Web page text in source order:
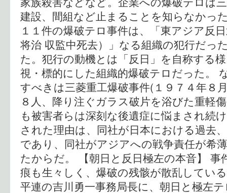
建設、間組など止まることを知らなかっ
１１件の爆破テロ事件は、「東アジア反
将治 収監中死去）」なる組織の犯行だっ
た。犯行の動機とは「反日」を自称する
視・標的にした組織的爆破テロだった。
すべきは三菱重工爆破事件(１９７４年８
８人、降り注ぐガラス破片を浴びた重軽
も被害者らは深刻な後遺症に悩まされ続
された理由は、同社が日本における過去
であり、同社がアジアへの戦争責任が希
たからだ。 【朝日と反日極左の本音】 事
痕も生々しく、爆破の残骸が散乱してい
平連の吉川勇一事務局長に、朝日と極左